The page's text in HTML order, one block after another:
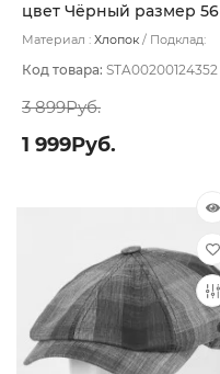
цвет Чёрный размер 56
Материал : Хлопок
Подклад:
Код товара: STA00200124352
3 899Руб.
1 999Руб.